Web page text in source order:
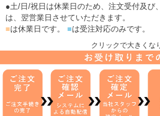
●土/日/祝日は休業日のため、注文受付及び
は、翌営業日させていただきます。
■は休業日です。 ■は受注対応のみです。
クリックで大きくな